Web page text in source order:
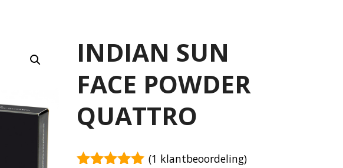
INDIAN SUN
FACE POWDER
QUATTRO
(1 klantbeoordeling)